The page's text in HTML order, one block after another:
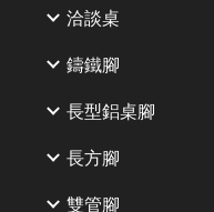
洽談桌
鑄鐵腳
長型鋁桌腳
長方腳
雙管腳